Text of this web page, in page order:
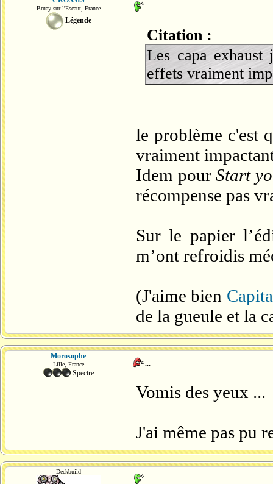
Bruay sur l'Escaut, France
Légende
Citation :
Les capa
effets vraiment
le problème c'est
vraiment
Idem pourStart
récompense pas
Sur le papier
m’ont refroidis
(J'aime bien
de la gueule et la
Morosophe
Lille, France
Spectre
...
Vomis des yeux ...
J'ai même pas pu
Deckbuild